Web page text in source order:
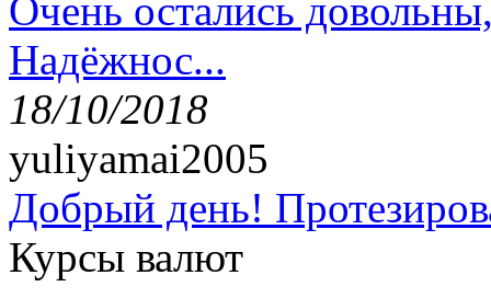
Очень остались
Надёжнос...
18/10/2018
yuliyamai2005
Добрый день!
Курсы валют